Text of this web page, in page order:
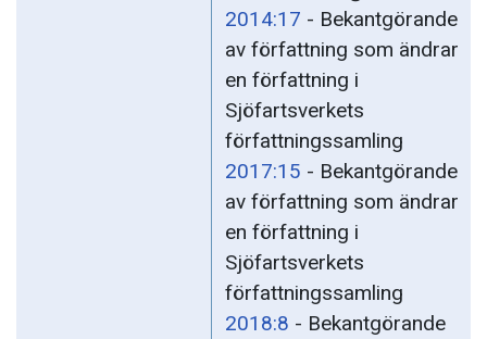
2014:17 - Bekantgörande
av författning som ändrar
en författning i
Sjöfartsverkets
författningssamling
2017:15 - Bekantgörande
av författning som ändrar
en författning i
Sjöfartsverkets
författningssamling
2018:8 - Bekantgörande